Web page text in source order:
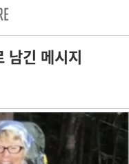
남긴 메시지